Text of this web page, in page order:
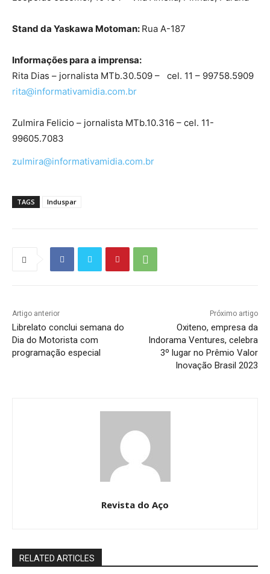
Stand da Yaskawa Motoman: Rua A-187
Informações para a imprensa:
Rita Dias – jornalista MTb.30.509 – cel. 11 – 99758.5909
rita@informativamidia.com.br
Zulmira Felicio – jornalista MTb.10.316 – cel. 11-
99605.7083
zulmira@informativamidia.com.br
TAGS Induspar
Artigo anterior
Librelato conclui semana do
Dia do Motorista com
programação especial
Próximo artigo
Oxiteno, empresa da
Indorama Ventures, celebra
3º lugar no Prêmio Valor
Inovação Brasil 2023
Revista do Aço
RELATED ARTICLES